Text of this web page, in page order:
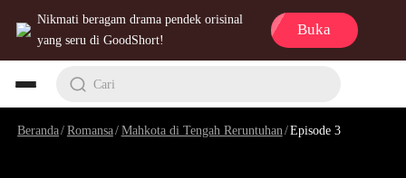
Nikmati beragam drama pendek orisinal
yang seru di GoodShort!
Buka
Cari
Beranda/Romansa/Mahkota di Tengah Reruntuhan/Episode 3